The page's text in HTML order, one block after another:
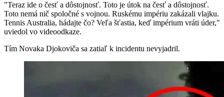
"Teraz ide o česť a dôstojnosť. Toto je útok na česť a dôstojnosť.
Toto nemá nič spoločné s vojnou. Ruskému impériu zakázali vlajku.
Tennis Australia, hádajte čo? Veľa šťastia, keď impérium vráti úder,"
uviedol vo videoodkaze.
Tím Novaka Djokoviča sa zatiaľ k incidentu nevyjadril.